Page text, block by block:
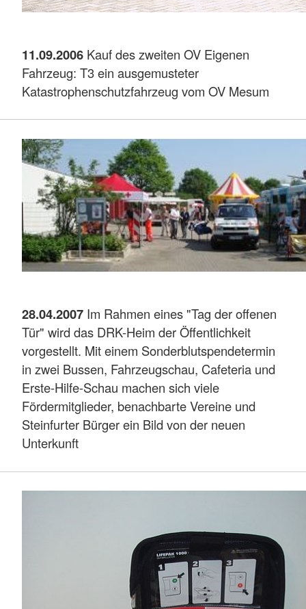
11.09.2006 Kauf des zweiten OV Eigenen
Fahrzeug: T3 ein ausgemusteter
Katastrophenschutzfahrzeug vom OV Mesum
28.04.2007 Im Rahmen eines "Tag der offenen
Tür" wird das DRK-Heim der Öffentlichkeit
vorgestellt. Mit einem Sonderblutspendetermin
in zwei Bussen, Fahrzeugschau, Cafeteria und
Erste-Hilfe-Schau machen sich viele
Fördermitglieder, benachbarte Vereine und
Steinfurter Bürger ein Bild von der neuen
Unterkunft